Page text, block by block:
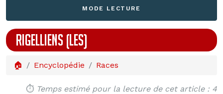
MODE LECTURE
RIGELLIENS (LES)
🏠 Encyclopédie Races
⏱️ Temps estimé pour la lecture de cet article : 4